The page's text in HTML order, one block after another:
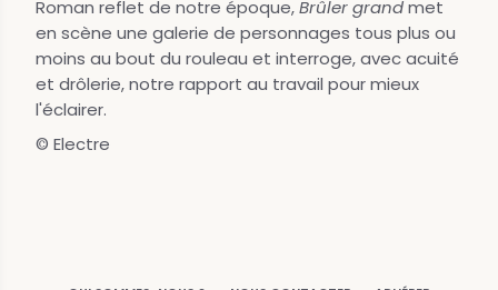
Roman reflet de notre époque,Brûler grandmet
en scène une galerie de personnages tous plus ou
moins au bout du rouleau et interroge, avec acuité
et drôlerie, notre rapport au travail pour mieux
l'éclairer.
© Electre